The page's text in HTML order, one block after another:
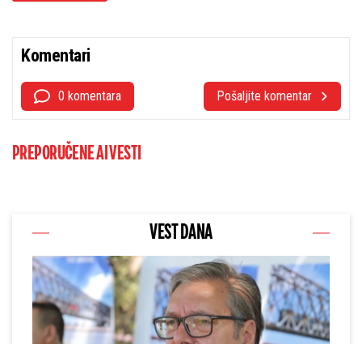
Komentari
0 komentara Pošaljite komentar
PREPORUČENE AI VESTI
VEST DANA